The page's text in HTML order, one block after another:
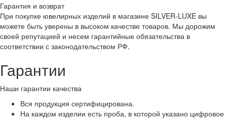
Гарантия и возврат
При покупке ювелирных изделий в магазине SILVER-LUXE вы
можете быть уверены в высоком качестве товаров. Мы дорожим
своей репутацией и несем гарантийные обязательства в
соответствии с законодательством РФ.
Гарантии
Наши гарантии качества
Вся продукция сертифицирована.
На каждом изделии есть проба, в которой указано цифровое